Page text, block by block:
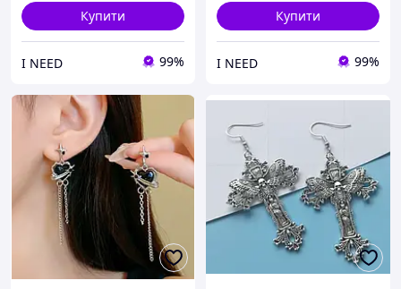
Купити
I NEED 99%
Купити
I NEED 99%